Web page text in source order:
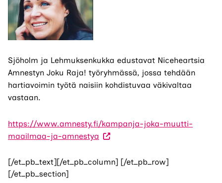
Sjöholm ja Lehmuksenkukka edustavat Niceheartsia
Amnestyn Joku Raja! työryhmässä, jossa tehdään
hartiavoimin työtä naisiin kohdistuvaa väkivaltaa
vastaan.
https://www.amnesty.fi/kampanja-joka-muutti-
maailmaa-ja-amnestya (Vieraile
sivustolla.
[/et_pb_text][/et_pb_column] [/et_pb_row]
[/et_pb_section]